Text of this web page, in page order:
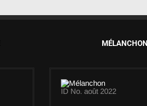
MÉLANCHON
ID No. août 2022